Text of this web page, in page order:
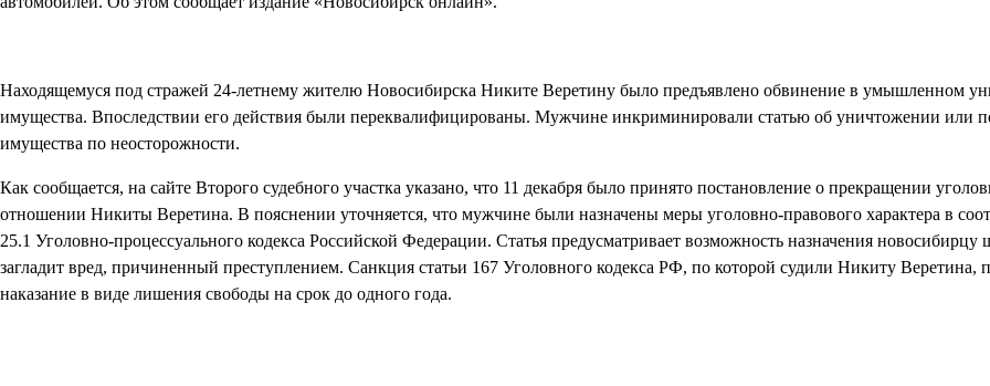
Находящемуся под стражей 24-летнему жителю Новосибирска Никите Веретину было предъявлено обвинение в умышленном
имущества. Впоследствии его действия были переквалифицированы. Мужчине инкриминировали статью об уничтожении или
имущества по неосторожности.
Как сообщается, на сайте Второго судебного участка указано, что 11 декабря было принято постановление о прекращении
отношении Никиты Веретина. В пояснении уточняется, что мужчине были назначены меры уголовно-правового характера в
25.1 Уголовно-процессуального кодекса Российской Федерации. Статья предусматривает возможность назначения новосибирцу
загладит вред, причиненный преступлением. Санкция статьи 167 Уголовного кодекса РФ, по которой судили Никиту Веретина,
наказание в виде лишения свободы на срок до одного года.